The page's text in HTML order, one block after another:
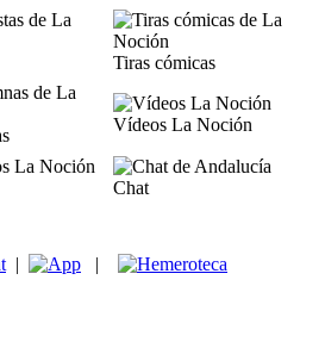
Tiras cómicas
Vídeos La Noción
Chat
| |